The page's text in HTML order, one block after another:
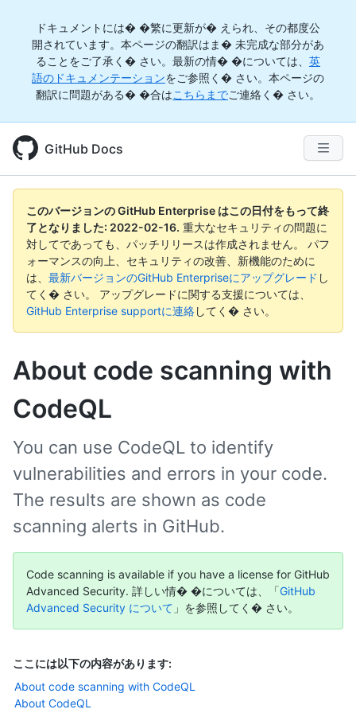
ドキュメントには� �繁に更新が� えられ、その都度公
開されています。本ページの翻訳はま� 未完成な部分があ
ることをご了承く� さい。最新の情� �については、 英
語のドキュメンテーションをご参照く� さい。本ページの
翻訳に問題がある� �合はこちらまでご連絡く� さい。
GitHub Docs
このバージョンの GitHub Enterprise はこの日付をもって終
了となりました: 2022-02-16. 重大なセキュリティの問題に
対してであっても、パッチリリースは作成されません。 パフ
ォーマンスの向上、セキュリティの改善、新機能のために
は、 最新バージョンのGitHub Enterpriseにアップグレード し
てく� さい。 アップグレードに関する支援については、
GitHub Enterprise supportに連絡してく� さい。
About code scanning with
CodeQL
ここには以下の内容があります:
About code scanning with CodeQL
About CodeQL
You can use CodeQL to identify
vulnerabilities and errors in your code.
The results are shown as code
scanning alerts in GitHub.
Code scanning is available if you have a license for GitHub
Advanced Security. 詳しい情� �については、「GitHub
Advanced Security について 」を参照してく� さい。